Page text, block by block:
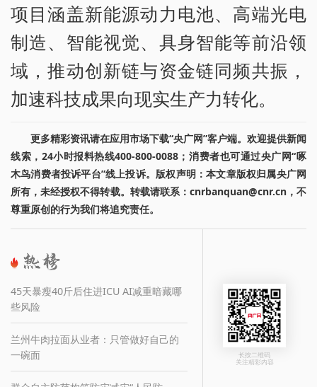
项目涵盖新能源动力电池、高端光电
制造、智能视觉、具身智能等前沿领
域，推动创新链与资金链同频共振，
加速科技成果向现实生产力转化。
更多精彩资讯请在应用市场下载“央广网”客户端。欢迎提供新闻
线索，24小时报料热线400-800-0088；消费者也可通过央广网“啄
木鸟消费者投诉平台”线上投诉。版权声明：本文章版权归属央广网
所有，未经授权不得转载。转载请联系：cnrbanquan@cnr.cn，不
尊重原创的行为我们将追究责任。
45天暴瘦40斤后住进ICU AI减重暗藏哪
些风险
兰州牛肉拉面从业者：只管做好自己的
一碗面
长按二维码
关注精彩内容